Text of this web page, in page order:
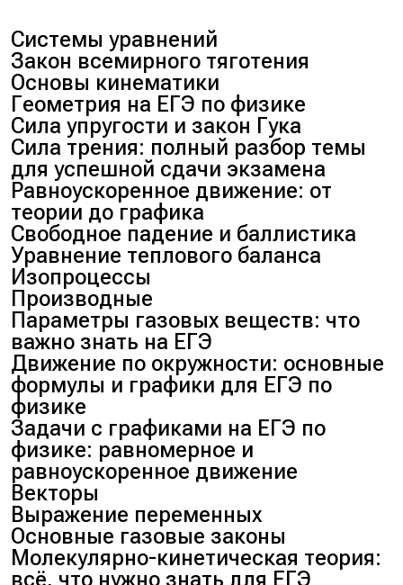
Системы уравнений
Закон всемирного тяготения
Основы кинематики
Геометрия на ЕГЭ по физике
Сила упругости и закон Гука
Сила трения: полный разбор темы
для успешной сдачи экзамена
Равноускоренное движение: от
теории до графика
Свободное падение и баллистика
Уравнение теплового баланса
Изопроцессы
Производные
Параметры газовых веществ: что
важно знать на ЕГЭ
Движение по окружности: основные
формулы и графики для ЕГЭ по
физике
Задачи с графиками на ЕГЭ по
физике: равномерное и
равноускоренное движение
Векторы
Выражение переменных
Основные газовые законы
Молекулярно-кинетическая теория:
всё, что нужно знать для ЕГЭ